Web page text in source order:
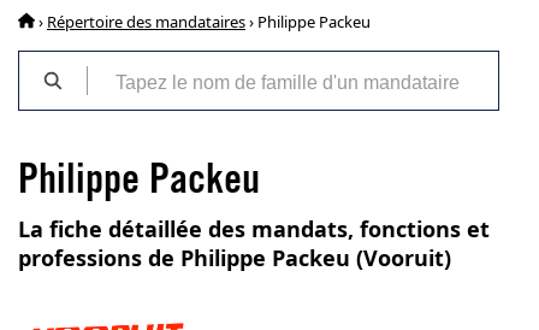
› Répertoire des mandataires› Philippe Packeu
Philippe Packeu
La fiche détaillée des mandats, fonctions et
professions de Philippe Packeu (Vooruit)